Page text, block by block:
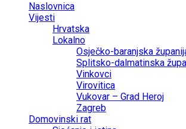
Naslovnica
Vijesti
Hrvatska
Lokalno
Osječko-baranjska
Splitsko-dalmatinska
Vinkovci
Virovitica
Vukovar – Grad Heroj
Zagreb
Domovinski rat